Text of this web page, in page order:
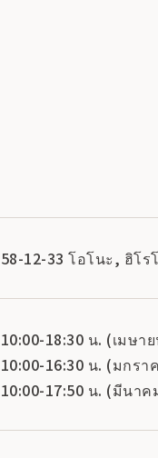
58-12-33 โอโนะ, ฮิโ
10:00-18:30 น. (เมษา
10:00-16:30 น. (มกร
10:00-17:50 น. (มีนาค